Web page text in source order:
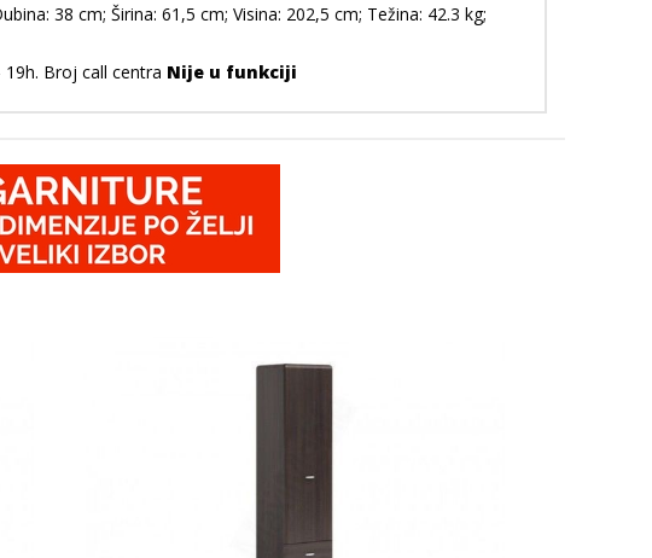
38 cm; Širina: 61,5 cm; Visina: 202,5 cm; Težina: 42.3 kg;
Broj call centra Nije u funkciji